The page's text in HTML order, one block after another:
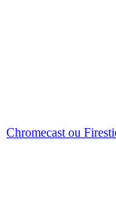
Chromecast ou